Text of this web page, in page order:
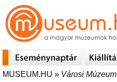
MUSEUM.HU » Városi Múzeum